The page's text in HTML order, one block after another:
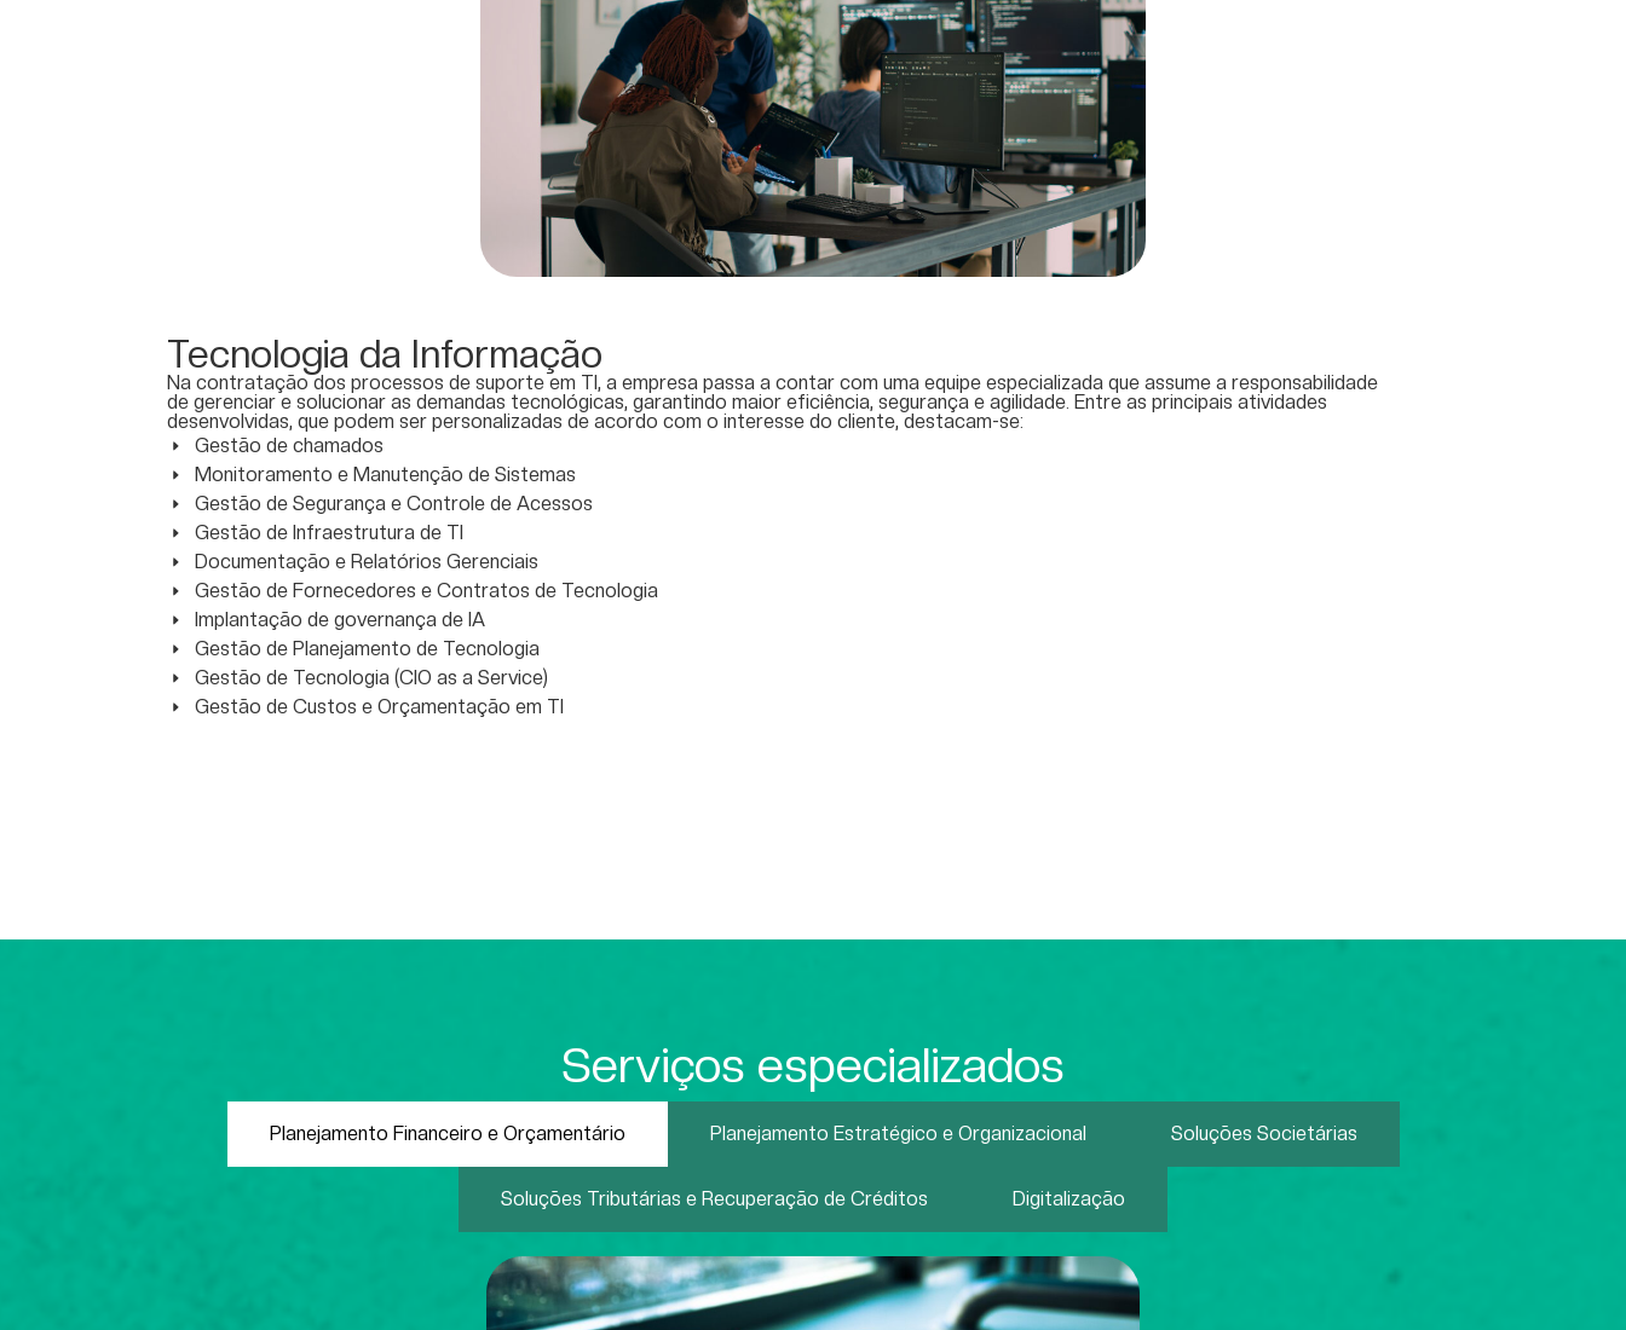
Tecnologia da Informação
Na contratação dos processos de suporte em TI, a empresa passa a contar com uma equipe especializada que assume a responsabilidade
de gerenciar e solucionar as demandas tecnológicas, garantindo maior eficiência, segurança e agilidade. Entre as principais atividades
desenvolvidas, que podem ser personalizadas de acordo com o interesse do cliente, destacam-se:
Gestão de chamados
Monitoramento e Manutenção de Sistemas
Gestão de Segurança e Controle de Acessos
Gestão de Infraestrutura de TI
Documentação e Relatórios Gerenciais
Gestão de Fornecedores e Contratos de Tecnologia
Implantação de governança de IA
Gestão de Planejamento de Tecnologia
Gestão de Tecnologia (CIO as a Service)
Gestão de Custos e Orçamentação em TI
Serviços especializados
Planejamento Financeiro e Orçamentário Planejamento Estratégico e Organizacional Soluções Societárias
Soluções Tributárias e Recuperação de Créditos Digitalização